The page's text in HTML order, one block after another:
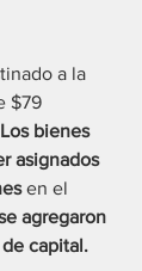
a la
$79
Los bienes
asignados
en el
agregaron
capital.